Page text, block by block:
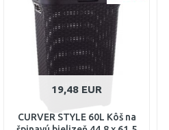
Porovnať
19,48 EUR
CURVER STYLE 60L Kôš na